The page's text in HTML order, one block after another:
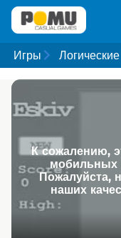
Игры Логические
К сожалению,
мобильных
Пожалуйста,
наших